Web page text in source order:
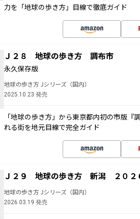
力を「地球の歩き方」目線で徹底ガイド
Ｊ２８ 地球の歩き方 調布市
永久保存版
地球の歩き方 Jシリーズ（国内）
2025.10.23 発売
「地球の歩き方」から東京都内初の市版
れる街を地元目線で完全ガイド
Ｊ２９ 地球の歩き方 新潟 ２０２
地球の歩き方 Jシリーズ（国内）
2026.03.19 発売